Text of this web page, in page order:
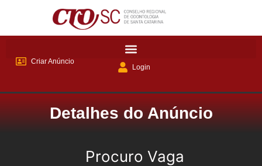
Criar Anúncio
Login
Detalhes do Anúncio
Procuro Vaga